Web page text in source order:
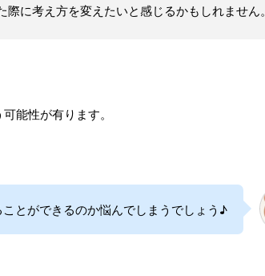
に考え方を変えたいと感じるかもしれません。
能性が有ります。
とができるのか悩んでしまうでしょう♪